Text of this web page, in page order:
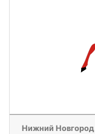
Нижний Новгород